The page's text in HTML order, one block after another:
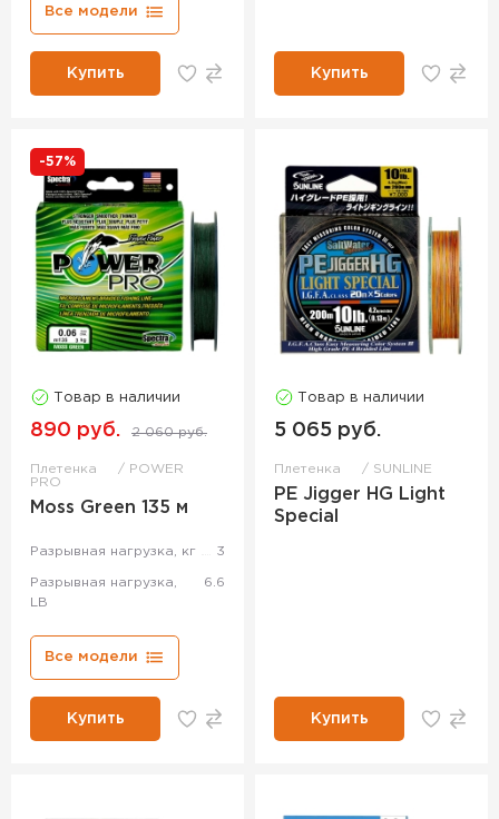
Все модели
Купить Купить
-57%
Товар в наличии
890 руб. 2 060 руб.
Плетенка
POWER
PRO
Moss Green 135 м
Разрывная нагрузка, кг 3
Разрывная нагрузка,
LB
6.6
Все модели
Купить
Товар в наличии
5 065 руб.
Плетенка SUNLINE
PE Jigger HG Light
Special
Купить